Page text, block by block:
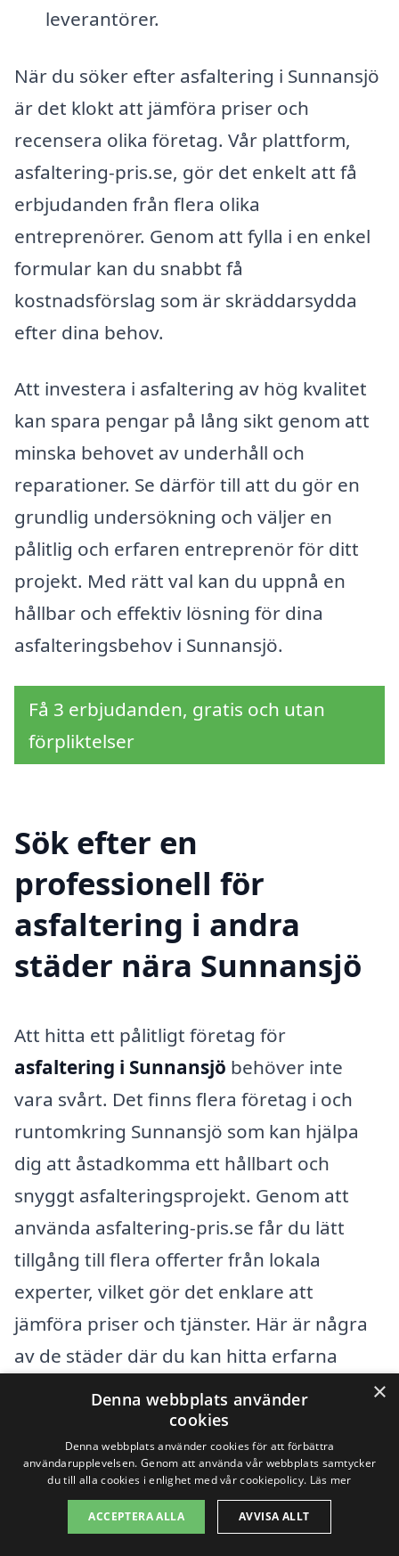
leverantörer.
När du söker efter asfaltering i Sunnansjö
är det klokt att jämföra priser och
recensera olika företag. Vår plattform,
asfaltering-pris.se, gör det enkelt att få
erbjudanden från flera olika
entreprenörer. Genom att fylla i en enkel
formular kan du snabbt få
kostnadsförslag som är skräddarsydda
efter dina behov.
Att investera i asfaltering av hög kvalitet
kan spara pengar på lång sikt genom att
minska behovet av underhåll och
reparationer. Se därför till att du gör en
grundlig undersökning och väljer en
pålitlig och erfaren entreprenör för ditt
projekt. Med rätt val kan du uppnå en
hållbar och effektiv lösning för dina
asfalteringsbehov i Sunnansjö.
Få 3 erbjudanden, gratis och utan
förpliktelser
Sök efter en
professionell för
asfaltering i andra
städer nära Sunnansjö
Att hitta ett pålitligt företag för
asfaltering i Sunnansjö behöver inte
vara svårt. Det finns flera företag i och
runtomkring Sunnansjö som kan hjälpa
dig att åstadkomma ett hållbart och
snyggt asfalteringsprojekt. Genom att
använda asfaltering-pris.se får du lätt
tillgång till flera offerter från lokala
experter, vilket gör det enklare att
jämföra priser och tjänster. Här är några
av de städer där du kan hitta erfarna
asfalteringsföretag, och som är nära
Ludvika
Smedjebacken
×
Denna webbplats använder
cookies
Denna webbplats använder cookies för att förbättra
användarupplevelsen. Genom att använda vår webbplats samtycker
du till alla cookies i enlighet med vår cookiepolicy. Läs mer
ACCEPTERA ALLA AVVISA ALLT